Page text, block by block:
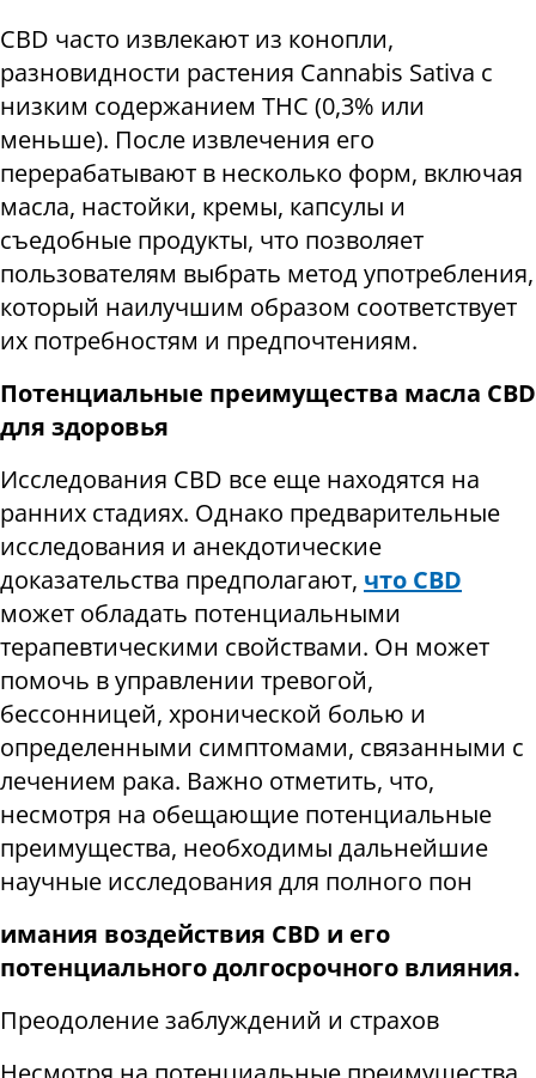
CBD часто извлекают из конопли,
разновидности растения Cannabis Sativa с
низким содержанием THC (0,3% или
меньше). После извлечения его
перерабатывают в несколько форм, включая
масла, настойки, кремы, капсулы и
съедобные продукты, что позволяет
пользователям выбрать метод употребления,
который наилучшим образом соответствует
их потребностям и предпочтениям.
Потенциальные преимущества масла CBD
для здоровья
Исследования CBD все еще находятся на
ранних стадиях. Однако предварительные
исследования и анекдотические
доказательства предполагают, что CBD
может обладать потенциальными
терапевтическими свойствами. Он может
помочь в управлении тревогой,
бессонницей, хронической болью и
определенными симптомами, связанными с
лечением рака. Важно отметить, что,
несмотря на обещающие потенциальные
преимущества, необходимы дальнейшие
научные исследования для полного пон
имания воздействия CBD и его
потенциального долгосрочного влияния.
Преодоление заблуждений и страхов